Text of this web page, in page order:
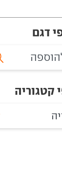
דגם
קטגוריה